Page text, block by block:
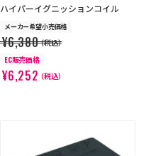
返金ポリシー
ハイパーイグニッションコイル
メーカー希望小売価格
¥6,380（税込）
EC販売価格
¥6,252（税込）